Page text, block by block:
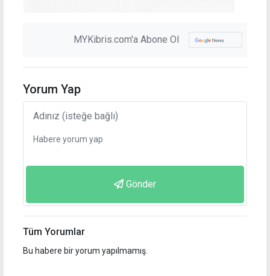
MYKibris.com'a Abone Ol
Yorum Yap
Gönder
Tüm Yorumlar
Bu habere bir yorum yapılmamış.